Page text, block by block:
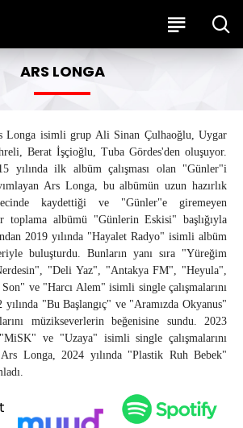
ARS LONGA
Longa isimli grup Ali Sinan Çulhaoğlu, Uygar
Berat İşçioğlu, Tuba Gördes'den oluşuyor.
yılında ilk albüm çalışması olan "Günler"i
Ars Longa, bu albümün uzun hazırlık
kaydettiği ve "Günler"e giremeyen
toplama albümü "Günlerin Eskisi" başlığıyla
2019 yılında "Hayalet Radyo" isimli albüm
buluşturdu. Bunların yanı sıra "Yüreğim
"Deli Yaz", "Antakya FM", "Heyula",
ve "Harcı Alem" isimli single çalışmalarını
yılında "Bu Başlangıç" ve "Aramızda Okyanus"
müzikseverlerin beğenisine sundu. 2023
ve "Uzaya" isimli single çalışmalarını
Ars Longa, 2024 yılında "Plastik Ruh Bebek"